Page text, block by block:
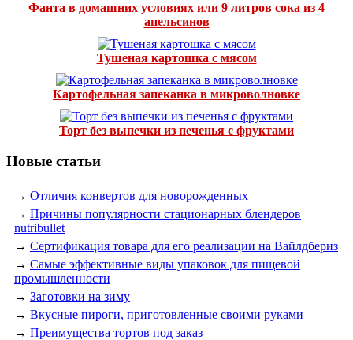
Фанта в домашних условиях или 9 литров сока из 4
апельсинов
Тушеная картошка с мясом
Картофельная запеканка в микроволновке
Торт без выпечки из печенья с фруктами
Новые статьи
→ Отличия конвертов для новорожденных
→ Причины популярности стационарных блендеров
nutribullet
→ Сертификация товара для его реализации на Вайлдбериз
→ Самые эффективные виды упаковок для пищевой
промышленности
→ Заготовки на зиму
→ Вкусные пироги, приготовленные своими руками
→ Преимущества тортов под заказ